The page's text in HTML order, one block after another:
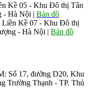
Kề 05 - Khu Đô thị Tân
- Hà Nội | Bản đồ
Liền Kề 07 - Khu Đô thị
- Hà Nội | Bản đồ
Số 17, đường D20, Khu
Trường Thạnh - TP. Thủ